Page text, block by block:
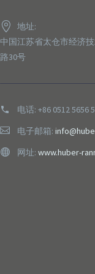
地址:
中国江苏省太仓市经济
路30号
电话: +86 0512 5656
电子邮箱:
网址: www.huber-